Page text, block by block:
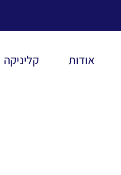
אודות קליניקה